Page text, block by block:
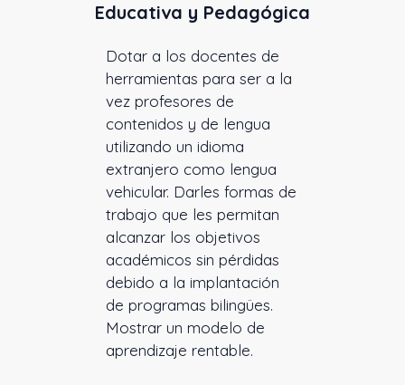
Educativa y Pedagógica
Dotar a los docentes de
herramientas para ser a la
vez profesores de
contenidos y de lengua
utilizando un idioma
extranjero como lengua
vehicular. Darles formas de
trabajo que les permitan
alcanzar los objetivos
académicos sin pérdidas
debido a la implantación
de programas bilingües.
Mostrar un modelo de
aprendizaje rentable.